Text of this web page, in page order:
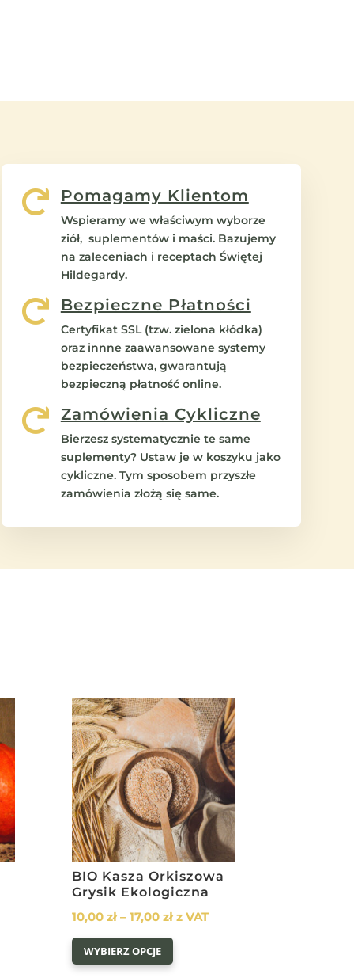
 Pomagamy Klientom
Wspieramy we właściwym wyborze
ziół, suplementów i maści. Bazujemy
na zaleceniach i receptach Świętej
Hildegardy.
 Bezpieczne Płatności
Certyfikat SSL (tzw. zielona kłódka)
oraz innne zaawansowane systemy
bezpieczeństwa, gwarantują
bezpieczną płatność online.
 Zamówienia Cykliczne
Bierzesz systematycznie te same
suplementy? Ustaw je w koszyku jako
cykliczne. Tym sposobem przyszłe
zamówienia złożą się same.
BIO Kasza Orkiszowa
Grysik Ekologiczna
10,00zł – 17,00złZakres
cen:
z VAT
WYBIERZ OPCJE
Ten